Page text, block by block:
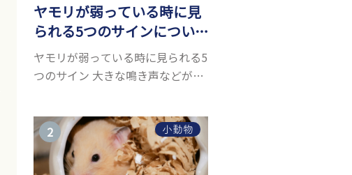
ヤモリが弱っている時に見
られる5つのサインについ
て詳しくご紹介！
ヤモリが弱っている時に見られる5
つのサイン 大きな鳴き声などがな
して人気が高まっているヤモリを
お迎えしたいと思う人も多いので
はないでしょうか...
小動物